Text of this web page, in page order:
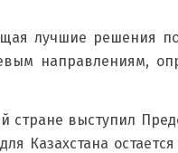
лучшие решения
направлениям,
выступил
Казахстана